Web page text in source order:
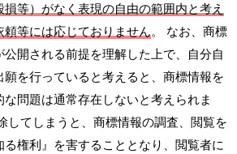
等）がなく表現の自由の範囲内と考え
頼等には応じておりません。 なお、商標
開される前提を理解した上で、自分自
を行っていると考えると、商標情報を
問題は通常存在しないと考えられま
してしまうと、商標情報の調査、閲覧を
権利』を害することとなり、閲覧者に